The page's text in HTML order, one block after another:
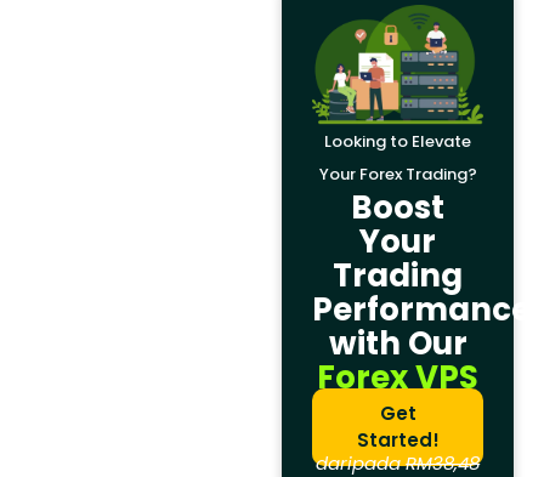
Looking to Elevate
Your Forex Trading?
Boost
Your
Trading
Performance
with Our
Forex VPS
Get
Started!
daripadaRM38,48